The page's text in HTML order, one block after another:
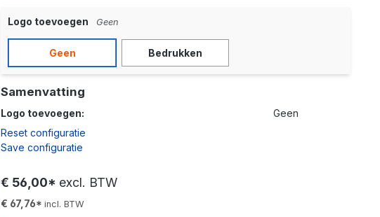
Logo toevoegen Geen
Geen Bedrukken
Samenvatting
Logo toevoegen:
Geen
Reset configuratie
Save configuratie
€ 56,00* excl. BTW
€ 67,76* incl. BTW